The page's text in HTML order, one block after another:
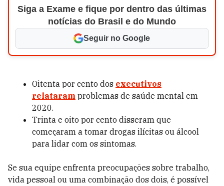
Siga a Exame e fique por dentro das últimas
notícias do Brasil e do Mundo
Seguir no Google
Oitenta por cento dos executivos
relataram problemas de saúde mental em
2020.
Trinta e oito por cento disseram que
começaram a tomar drogas ilícitas ou álcool
para lidar com os sintomas.
Se sua equipe enfrenta preocupações sobre trabalho,
vida pessoal ou uma combinação dos dois, é possível